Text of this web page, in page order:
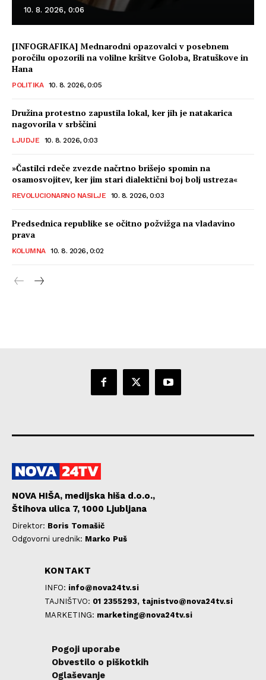
10. 8. 2026, 0:06
[INFOGRAFIKA] Mednarodni opazovalci v posebnem
poročilu opozorili na volilne kršitve Goloba, Bratuškove in
Hana
POLITIKA 10. 8. 2026, 0:05
Družina protestno zapustila lokal, ker jih je natakarica
nagovorila v srbščini
LJUDJE 10. 8. 2026, 0:03
»Častilci rdeče zvezde načrtno brišejo spomin na
osamosvojitev, ker jim stari dialektični boj bolj ustreza«
REVOLUCIONARNO NASILJE 10. 8. 2026, 0:03
Predsednica republike se očitno požvižga na vladavino
prava
KOLUMNA 10. 8. 2026, 0:02
NOVA HIŠA, medijska hiša d.o.o.,
Štihova ulica 7, 1000 Ljubljana
Direktor: Boris Tomašič
Odgovorni urednik: Marko Puš
KONTAKT
INFO: info@nova24tv.si
TAJNIŠTVO: 01 2355293, tajnistvo@nova24tv.si
MARKETING: marketing@nova24tv.si
Pogoji uporabe
Obvestilo o piškotkih
Oglaševanje